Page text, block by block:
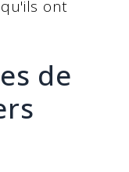
ont
de